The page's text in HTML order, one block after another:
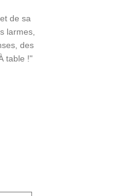
de sa
larmes,
des
table !"